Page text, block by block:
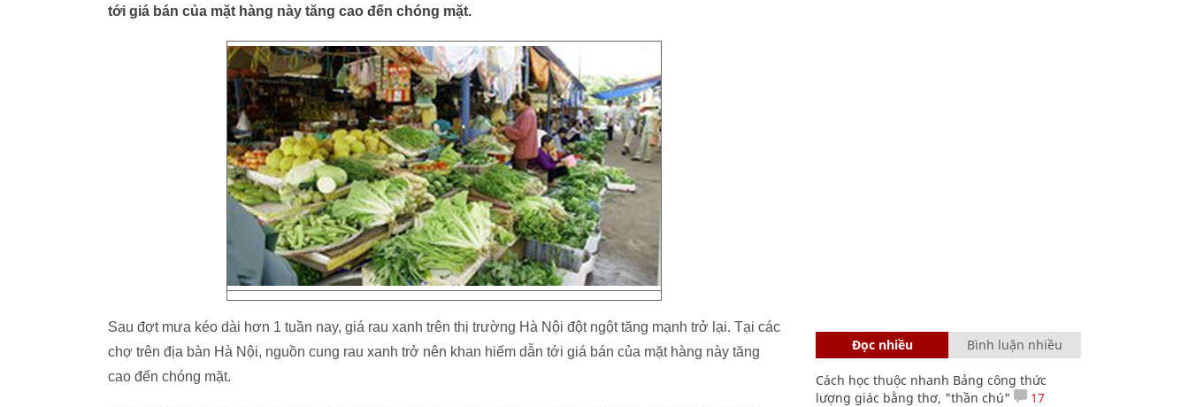
tới giá bán của mặt hàng này tăng cao đến chóng mặt.
Sau đợt mưa kéo dài hơn 1 tuần nay, giá rau xanh trên thị trường Hà Nội đột ngột tăng mạnh trở lại. Tại các
chợ trên địa bàn Hà Nội, nguồn cung rau xanh trở nên khan hiếm dẫn tới giá bán của mặt hàng này tăng
cao đến chóng mặt.
Đọc nhiều Bình luận nhiều
Cách học thuộc nhanh Bảng công thức
lượng giác bằng thơ, "thần chú"
17